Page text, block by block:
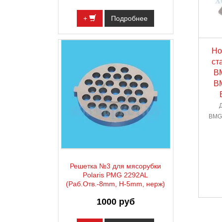
+ Подробнее
Решетка №3 для мясорубки
Polaris PMG 2292AL
(Раб.Отв.-8mm, H-5mm, нерж)
1000 руб